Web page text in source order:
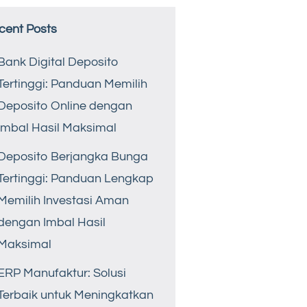
Posts
Digital Deposito
Panduan Memilih
Online dengan
Hasil Maksimal
Berjangka Bunga
Panduan Lengkap
Investasi Aman
Imbal Hasil
Manufaktur: Solusi
untuk Meningkatkan